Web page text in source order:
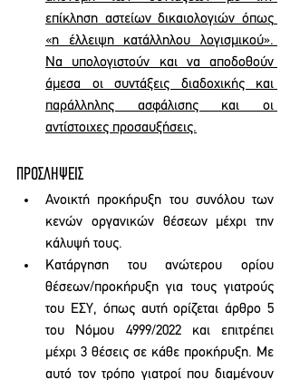
επίκληση αστείων δικαιολογιών όπως
«η έλλειψη κατάλληλου λογισμικού».
Να υπολογιστούν και να αποδοθούν
άμεσα οι συντάξεις διαδοχικής και
παράλληλης ασφάλισης και οι
αντίστοιχες προσαυξήσεις.
ΠΡΟΣΛΗΨΕΙΣ
Ανοικτή προκήρυξη του συνόλου των
κενών οργανικών θέσεων μέχρι την
κάλυψή τους.
Κατάργηση του ανώτερου ορίου
θέσεων/προκήρυξη για τους γιατρούς
του ΕΣΥ, όπως αυτή ορίζεται άρθρο 5
του Νόμου 4999/2022 και επιτρέπει
μέχρι 3 θέσεις σε κάθε προκήρυξη. Με
αυτό τον τρόπο γιατροί που διαμένουν